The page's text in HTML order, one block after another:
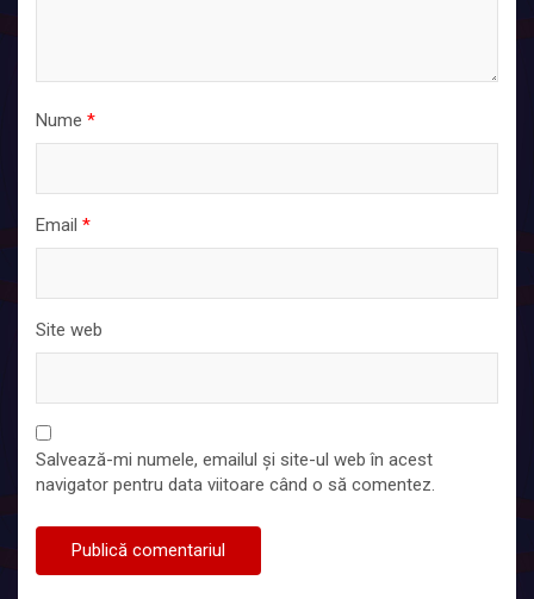
Nume *
Email *
Site web
Salvează-mi numele, emailul și site-ul web în acest
navigator pentru data viitoare când o să comentez.